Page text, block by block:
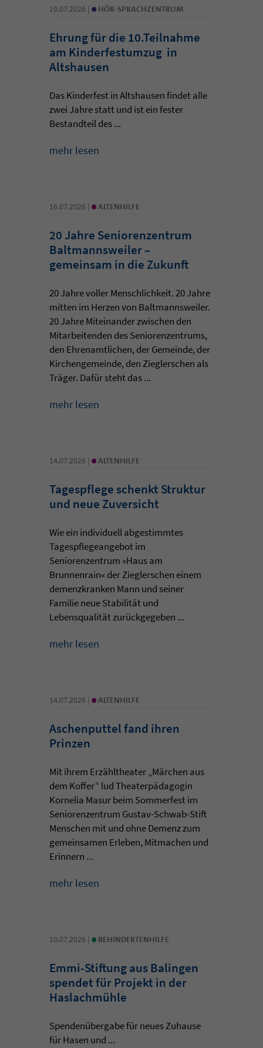
19.07.2026 | • HÖR-SPRACHZENTRUM
Ehrung für die 10.Teilnahme
am Kinderfestumzug in
Altshausen
Das Kinderfest in Altshausen findet alle
zwei Jahre statt und ist ein fester
Bestandteil des ...
mehr lesen
16.07.2026 | • ALTENHILFE
20 Jahre Seniorenzentrum
Baltmannsweiler –
gemeinsam in die Zukunft
20 Jahre voller Menschlichkeit. 20 Jahre
mitten im Herzen von Baltmannsweiler.
20 Jahre Miteinander zwischen den
Mitarbeitenden des Seniorenzentrums,
den Ehrenamtlichen, der Gemeinde, der
Kirchengemeinde, den Zieglerschen als
Träger. Dafür steht das ...
mehr lesen
14.07.2026 | • ALTENHILFE
Tagespflege schenkt Struktur
und neue Zuversicht
Wie ein individuell abgestimmtes
Tagespflegeangebot im
Seniorenzentrum »Haus am
Brunnenrain« der Zieglerschen einem
demenzkranken Mann und seiner
Familie neue Stabilität und
Lebensqualität zurückgegeben ...
mehr lesen
14.07.2026 | • ALTENHILFE
Aschenputtel fand ihren
Prinzen
Mit ihrem Erzähltheater „Märchen aus
dem Koffer“ lud Theaterpädagogin
Kornelia Masur beim Sommerfest im
Seniorenzentrum Gustav-Schwab-Stift
Menschen mit und ohne Demenz zum
gemeinsamen Erleben, Mitmachen und
Erinnern ...
mehr lesen
10.07.2026 | • BEHINDERTENHILFE
Emmi-Stiftung aus Balingen
spendet für Projekt in der
Haslachmühle
Spendenübergabe für neues Zuhause
für Hasen und ...